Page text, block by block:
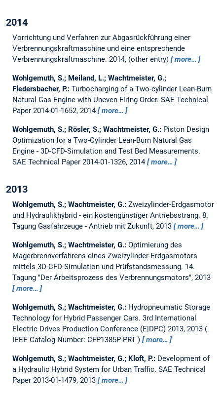
2014
Vorrichtung und Verfahren zur Abgasrückführung einer
Verbrennungskraftmaschine und eine entsprechende
Verbrennungskraftmaschine. 2014, (other entry) more…
Wohlgemuth, S.; Meiland, L.; Wachtmeister, G.;
Fledersbacher, P.: Turbocharging of a Two-cylinder Lean-Burn
Natural Gas Engine with Uneven Firing Order. SAE Technical
Paper 2014-01-1652, 2014
more…
Wohlgemuth, S.; Rösler, S.; Wachtmeister, G.: Piston Design
Optimization for a Two-Cylinder Lean-Burn Natural Gas
Engine - 3D-CFD-Simulation and Test Bed Measurements.
SAE Technical Paper 2014-01-1326, 2014
more…
2013
Wohlgemuth, S.; Wachtmeister, G.: Zweizylinder-Erdgasmotor
und Hydraulikhybrid - ein kostengünstiger Antriebsstrang. 8.
Tagung Gasfahrzeuge - Antrieb mit Zukunft, 2013
more…
Wohlgemuth, S.; Wachtmeister, G.: Optimierung des
Magerbrennverfahrens eines Zweizylinder-Erdgasmotors
mittels 3D-CFD-Simulation und Prüfstandsmessung. 14.
Tagung "Der Arbeitsprozess des Verbrennungsmotors", 2013
more…
Wohlgemuth, S.; Wachtmeister, G.: Hydropneumatic Storage
Technology for Hybrid Passenger Cars. 3rd International
Electric Drives Production Conference (E|DPC) 2013, 2013
IEEE Catalog Number: CFP1385P-PRT
more…
Wohlgemuth, S.; Wachtmeister, G.; Kloft, P.: Development of
a Hydraulic Hybrid System for Urban Traffic. SAE Technical
Paper 2013-01-1479, 2013
more…